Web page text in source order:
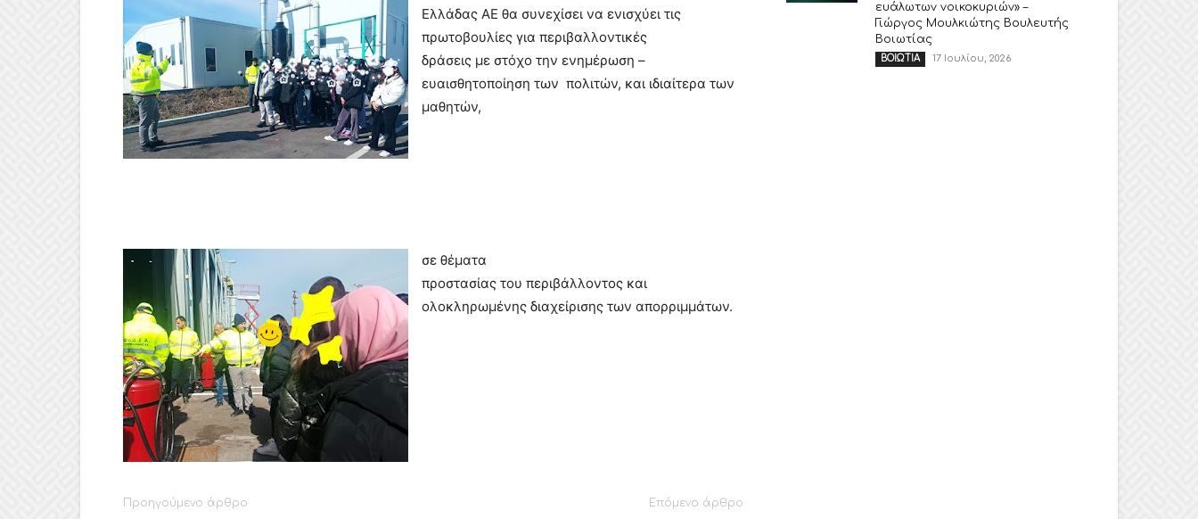
Ελλάδας ΑΕ θα συνεχίσει να ενισχύει τις
πρωτοβουλίες για περιβαλλοντικές
δράσεις με στόχο την ενημέρωση –
ευαισθητοποίηση των πολιτών, και ιδιαίτερα των
μαθητών,
σε θέματα
προστασίας του περιβάλλοντος και
ολοκληρωμένης διαχείρισης των απορριμμάτων.
Προηγούμενο άρθρο Επόμενο άρθρο
ευάλωτων νοικοκυριών» –
Γιώργος Μουλκιώτης Βουλευτής
Βοιωτίας
ΒΟΙΩΤΙΑ 17 Ιουλίου, 2026